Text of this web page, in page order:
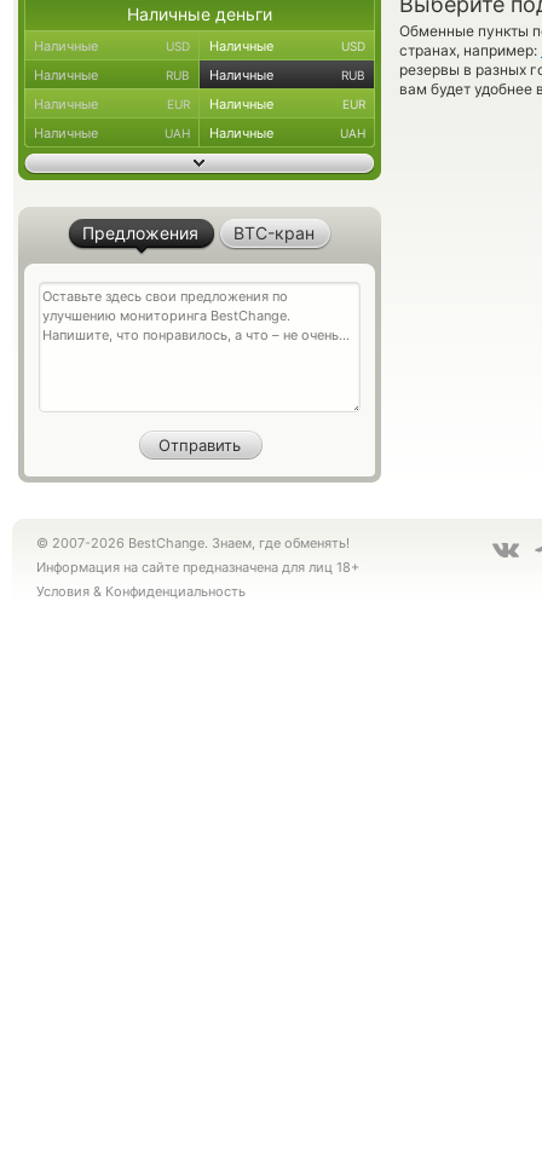
Обменные пункты
странах, например:
резервы в разных
вам будет удобнее
Наличные деньги
Наличные USD Наличные USD
Наличные RUB Наличные RUB
Наличные EUR Наличные EUR
Наличные UAH Наличные UAH
Предложения BTC-кран
© 2007-2026 BestChange. Знаем, где обменять!
Информация на сайте предназначена для лиц 18+
Условия & Конфиденциальность